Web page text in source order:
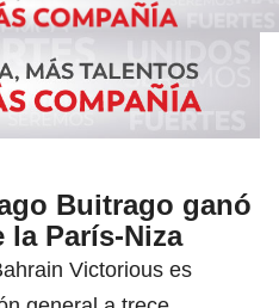
Buitrago ganó
la París-Niza
Victorious es